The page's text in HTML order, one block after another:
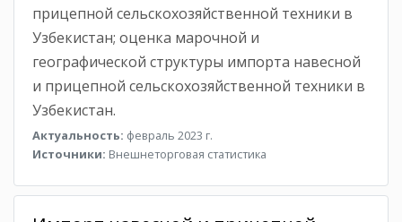
прицепной сельскохозяйственной техники в
Узбекистан; оценка марочной и
географической структуры импорта навесной
и прицепной сельскохозяйственной техники в
Узбекистан.
Актуальность: февраль 2023 г.
Источники: Внешнеторговая статистика